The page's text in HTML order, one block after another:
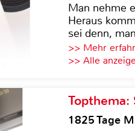
Man nehme
Heraus
sei denn,
>> Mehr
>> Alle
Topthema:
1825 Tage